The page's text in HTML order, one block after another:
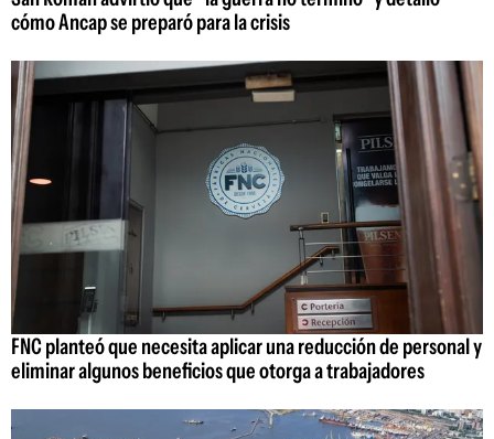
cómo Ancap se preparó para la crisis
FNC planteó que necesita aplicar una reducción de personal y
eliminar algunos beneficios que otorga a trabajadores